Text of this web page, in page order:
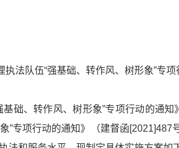
法队伍“强基础、转作风、树形象”专
础、转作风、树形象”专项行动的通知》
”专项行动的通知》
（建督函[2021]487